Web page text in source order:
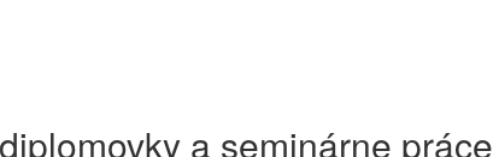
a seminárne práce